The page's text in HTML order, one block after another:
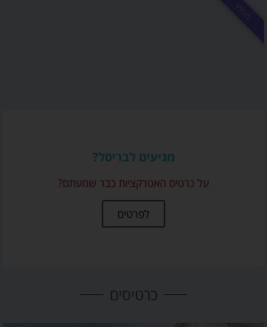
מגיעים לבריסל?
על כרטיס האטרקציות כבר שמעתם?
לפרטים
מומלץ
כרטיסים